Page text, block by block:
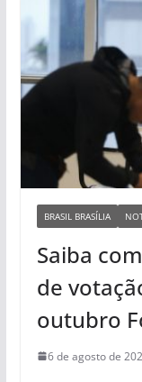
BRASIL BRASÍLIA
Saiba
de
outubro
6 de agosto de